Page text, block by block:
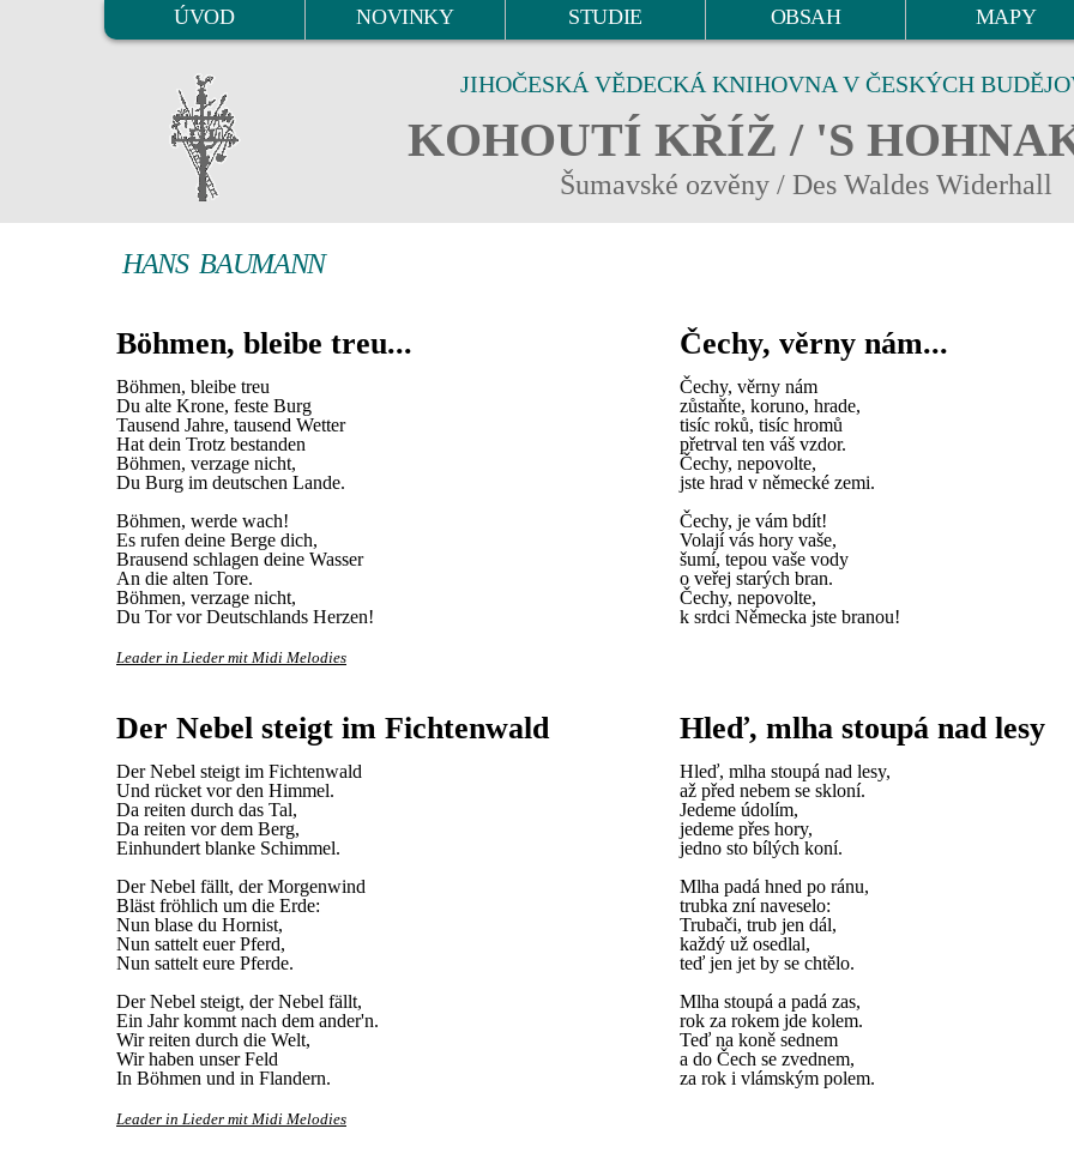
ÚVOD NOVINKY STUDIE OBSAH MAPY
JIHOČESKÁ VĚDECKÁ KNIHOVNA V ČESKÝCH
KOHOUTÍ KŘÍŽ / 'S
Šumavské ozvěny / Des Waldes Widerhall
HANS BAUMANN
Böhmen, bleibe treu...
Böhmen, bleibe treu
Du alte Krone, feste Burg
Tausend Jahre, tausend Wetter
Hat dein Trotz bestanden
Böhmen, verzage nicht,
Du Burg im deutschen Lande.
Böhmen, werde wach!
Es rufen deine Berge dich,
Brausend schlagen deine Wasser
An die alten Tore.
Böhmen, verzage nicht,
Du Tor vor Deutschlands Herzen!
Čechy, věrny nám...
Čechy, věrny nám
zůstaňte, koruno, hrade,
tisíc roků, tisíc hromů
přetrval ten váš vzdor.
Čechy, nepovolte,
jste hrad v německé zemi.
Čechy, je vám bdít!
Volají vás hory vaše,
šumí, tepou vaše vody
o veřej starých bran.
Čechy, nepovolte,
k srdci Německa jste branou!
Leader in Lieder mit Midi Melodies
Der Nebel steigt im Fichtenwald
Der Nebel steigt im Fichtenwald
Und rücket vor den Himmel.
Da reiten durch das Tal,
Da reiten vor dem Berg,
Einhundert blanke Schimmel.
Der Nebel fällt, der Morgenwind
Bläst fröhlich um die Erde:
Nun blase du Hornist,
Nun sattelt euer Pferd,
Nun sattelt eure Pferde.
Der Nebel steigt, der Nebel fällt,
Ein Jahr kommt nach dem ander'n.
Wir reiten durch die Welt,
Wir haben unser Feld
In Böhmen und in Flandern.
Hleď, mlha stoupá nad lesy
Hleď, mlha stoupá nad lesy,
až před nebem se skloní.
Jedeme údolím,
jedeme přes hory,
jedno sto bílých koní.
Mlha padá hned po ránu,
trubka zní naveselo:
Trubači, trub jen dál,
každý už osedlal,
teď jen jet by se chtělo.
Mlha stoupá a padá zas,
rok za rokem jde kolem.
Teď na koně sednem
a do Čech se zvednem,
za rok i vlámským polem.
Leader in Lieder mit Midi Melodies